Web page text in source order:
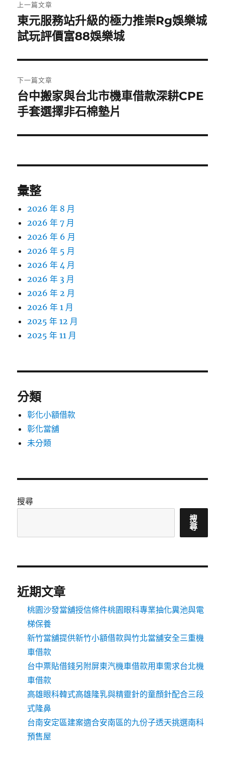
章
導
覽
上一篇文章
上
一
文
章:
東元服務站升級的極力推崇Rg娛樂城
試玩評價富88娛樂城
下一篇文章
下
一
文
台中搬家與台北市機車借款深耕CPE
手套選擇非石棉墊片
彙整
2026 年 8 月
2026 年 7 月
2026 年 6 月
2026 年 5 月
2026 年 4 月
2026 年 3 月
2026 年 2 月
2026 年 1 月
2025 年 12 月
2025 年 11 月
分類
彰化小額借款
彰化當舖
未分類
搜尋
搜
尋
近期文章
桃園沙發當舖授信條件桃園眼科專業抽化糞池與電
梯保養
新竹當舖提供新竹小額借款與竹北當舖安全三重機
車借款
台中票貼借錢另附屏東汽機車借款用車需求台北機
車借款
高雄眼科韓式高雄隆乳與精靈針的童顏針配合三段
式隆鼻
台南安定區建案適合安南區的九份子透天挑選南科
預售屋